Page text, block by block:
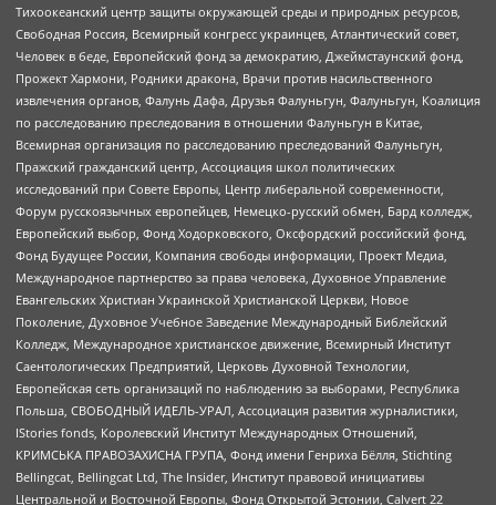
Тихоокеанский центр защиты окружающей среды и природных ресурсов,
Свободная Россия, Всемирный конгресс украинцев, Атлантический совет,
Человек в беде, Европейский фонд за демократию, Джеймстаунский фонд,
Прожект Хармони, Родники дракона, Врачи против насильственного
извлечения органов, Фалунь Дафа, Друзья Фалуньгун, Фалуньгун, Коалиция
по расследованию преследования в отношении Фалуньгун в Китае,
Всемирная организация по расследованию преследований Фалуньгун,
Пражский гражданский центр, Ассоциация школ политических
исследований при Совете Европы, Центр либеральной современности,
Форум русскоязычных европейцев, Немецко-русский обмен, Бард колледж,
Европейский выбор, Фонд Ходорковского, Оксфордский российский фонд,
Фонд Будущее России, Компания свободы информации, Проект Медиа,
Международное партнерство за права человека, Духовное Управление
Евангельских Христиан Украинской Христианской Церкви, Новое
Поколение, Духовное Учебное Заведение Международный Библейский
Колледж, Международное христианское движение, Всемирный Институт
Саентологических Предприятий, Церковь Духовной Технологии,
Европейская сеть организаций по наблюдению за выборами, Республика
Польша, СВОБОДНЫЙ ИДЕЛЬ-УРАЛ, Ассоциация развития журналистики,
IStories fonds, Королевский Институт Международных Отношений,
КРИМСЬКА ПРАВОЗАХИСНА ГРУПА, Фонд имени Генриха Бёлля, Stichting
Bellingcat, Bellingcat Ltd, The Insider, Институт правовой инициативы
Центральной и Восточной Европы, Фонд Открытой Эстонии, Calvert 22